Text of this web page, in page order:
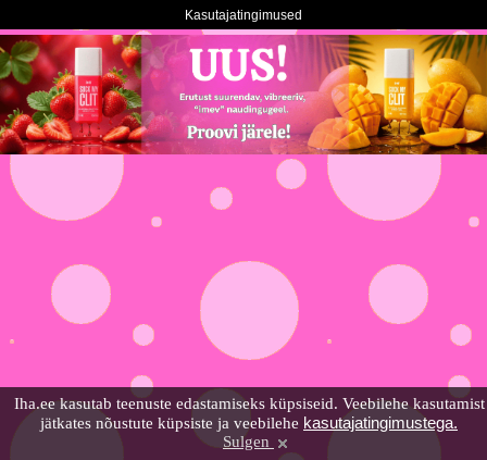
Iha.ee kasutab teenuste edastamiseks küpsiseid. Veebilehe kasutamist
jätkates nõustute küpsiste ja veebilehe kasutajatingimustega.
Sulgen
Kasutajatingimused